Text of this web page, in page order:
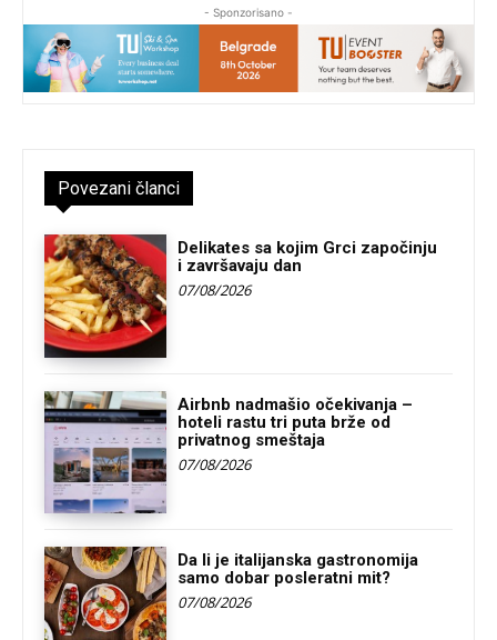
- Sponzorisano -
Povezani članci
Delikates sa kojim Grci započinju
i završavaju dan
07/08/2026
Airbnb nadmašio očekivanja –
hoteli rastu tri puta brže od
privatnog smeštaja
07/08/2026
Da li je italijanska gastronomija
samo dobar posleratni mit?
07/08/2026